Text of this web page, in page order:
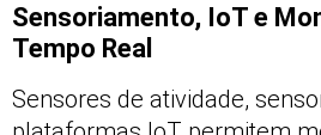
Sensoriamento, IoT e
Tempo Real
Sensores de atividade,